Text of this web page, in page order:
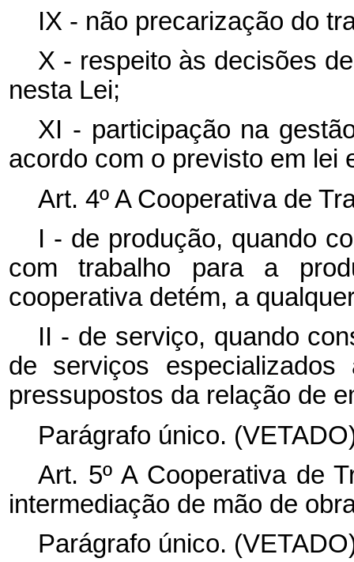
IX - não precarização do
X - respeito às decisões
nesta Lei;
XI - participação na
acordo com o previsto em lei
Art. 4º A Cooperativa de
I - de produção, quando
com trabalho para a
cooperativa detém, a
II - de serviço, quando
de serviços
pressupostos da relação de
Parágrafo único.
Art. 5º A Cooperativa de
intermediação de mão de
Parágrafo único.